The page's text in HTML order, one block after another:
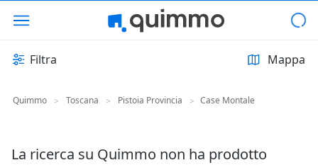
Filtra Mappa
Quimmo > Toscana > Pistoia Provincia > Case Montale
La ricerca su Quimmo non ha prodotto